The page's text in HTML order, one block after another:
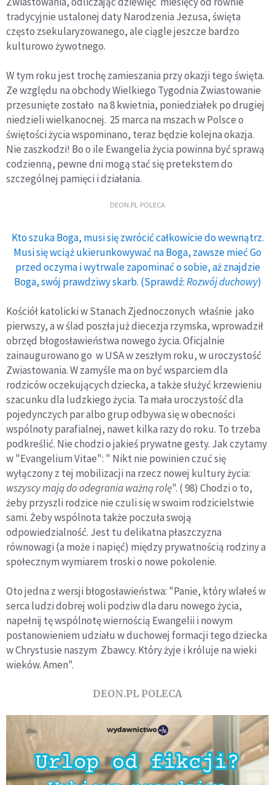
tradycyjnie ustalonej daty Narodzenia Jezusa, święta
często zsekularyzowanego, ale ciągle jeszcze bardzo
kulturowo żywotnego.
W tym roku jest trochę zamieszania przy okazji tego święta.
Ze względu na obchody Wielkiego Tygodnia Zwiastowanie
przesunięte zostało na 8 kwietnia, poniedziałek po drugiej
niedzieli wielkanocnej. 25 marca na mszach w Polsce o
świętości życia wspominano, teraz będzie kolejna okazja.
Nie zaszkodzi! Bo o ile Ewangelia życia powinna być sprawą
codzienną, pewne dni mogą stać się pretekstem do
szczególnej pamięci i działania.
DEON.PL POLECA
Kto szuka Boga, musi się zwrócić całkowicie do wewnątrz.
Musi się wciąż ukierunkowywać na Boga, zawsze mieć Go
przed oczyma i wytrwale zapominać o sobie, aż znajdzie
Boga, swój prawdziwy skarb. (Sprawdź:Rozwój duchowy)
Kościół katolicki w Stanach Zjednoczonych właśnie jako
pierwszy, a w ślad poszła już diecezja rzymska, wprowadził
obrzęd błogosławieństwa nowego życia. Oficjalnie
zainaugurowano go w USA w zeszłym roku, w uroczystość
Zwiastowania. W zamyśle ma on być wsparciem dla
rodziców oczekujących dziecka, a także służyć krzewieniu
szacunku dla ludzkiego życia. Ta mała uroczystość dla
pojedynczych par albo grup odbywa się w obecności
wspólnoty parafialnej, nawet kilka razy do roku. To trzeba
podkreślić. Nie chodzi o jakieś prywatne gesty. Jak czytamy
w "Evangelium Vitae": " Nikt nie powinien czuć się
wyłączony z tej mobilizacji na rzecz nowej kultury życia:
wszyscy mają do odegrania ważną rolę". ( 98) Chodzi o to,
żeby przyszli rodzice nie czuli się w swoim rodzicielstwie
sami. Żeby wspólnota także poczuła swoją
odpowiedzialność. Jest tu delikatna płaszczyzna
równowagi (a może i napięć) między prywatnością rodziny a
społecznym wymiarem troski o nowe pokolenie.
Oto jedna z wersji błogosławieństwa: "Panie, ktόry wlałeś w
serca ludzi dobrej woli podziw dla daru nowego życia,
napełnij tę wspόlnotę wiernością Ewangelii i nowym
postanowieniem udziału w duchowej formacji tego dziecka
w Chrystusie naszym Zbawcy. Ktόry żyje i krόluje na wieki
wiekόw. Amen".
DEON.PL POLECA